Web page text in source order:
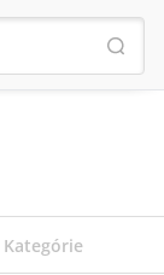
Kategórie